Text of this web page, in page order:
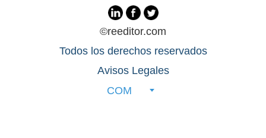
©reeditor.com
Todos los derechos reservados
Avisos Legales